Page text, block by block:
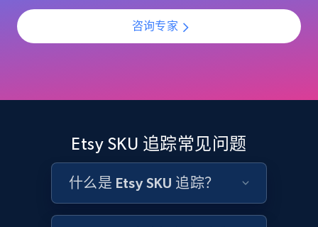
355+
URL, Domain, Country code, Model number,
Sku, Product id, Product name, Manufacturer,
and more.
2.1K+ 355+ 立即开始
咨询专家
Etsy SKU 追踪常见问题
什么是 Etsy SKU 追踪？